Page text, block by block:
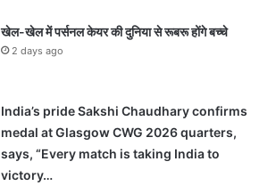
खेल-खेल में पर्सनल केयर की दुनिया से रूबरू होंगे बच्चे
2 days ago
India’s pride Sakshi Chaudhary confirms
medal at Glasgow CWG 2026 quarters,
says, “Every match is taking India to
victory…